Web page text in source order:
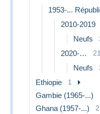
1953-...
2010-2019
Neufs
2020-… 21
Neufs
Ethiopie 1
Gambie (1965-...)
Ghana (1957-...) 2